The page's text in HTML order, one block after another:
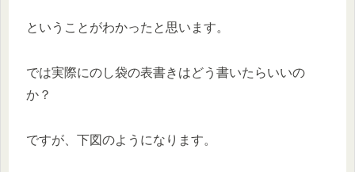
ということがわかったと思います。
では実際にのし袋の表書きはどう書いたらいいの
か？
ですが、下図のようになります。